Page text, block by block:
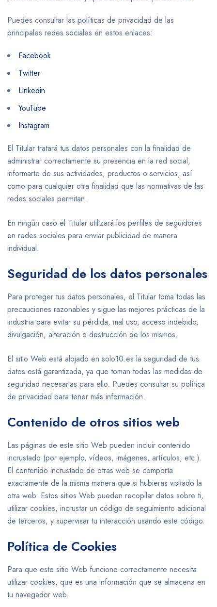
Puedes consultar las políticas de privacidad de las
principales redes sociales en estos enlaces:
Facebook
Twitter
Linkedin
YouTube
Instagram
El Titular tratará tus datos personales con la finalidad de
administrar correctamente su presencia en la red social,
informarte de sus actividades, productos o servicios, así
como para cualquier otra finalidad que las normativas de las
redes sociales permitan.
En ningún caso el Titular utilizará los perfiles de seguidores
en redes sociales para enviar publicidad de manera
individual.
Seguridad de los datos personales
Para proteger tus datos personales, el Titular toma todas las
precauciones razonables y sigue las mejores prácticas de la
industria para evitar su pérdida, mal uso, acceso indebido,
divulgación, alteración o destrucción de los mismos.
El sitio Web está alojado en solo10.es la seguridad de tus
datos está garantizada, ya que toman todas las medidas de
seguridad necesarias para ello. Puedes consultar su política
de privacidad para tener más información.
Contenido de otros sitios web
Las páginas de este sitio Web pueden incluir contenido
incrustado (por ejemplo, vídeos, imágenes, artículos, etc.).
El contenido incrustado de otras web se comporta
exactamente de la misma manera que si hubieras visitado la
otra web. Estos sitios Web pueden recopilar datos sobre ti,
utilizar cookies, incrustar un código de seguimiento adicional
de terceros, y supervisar tu interacción usando este código.
Política de Cookies
Para que este sitio Web funcione correctamente necesita
utilizar cookies, que es una información que se almacena en
tu navegador web.